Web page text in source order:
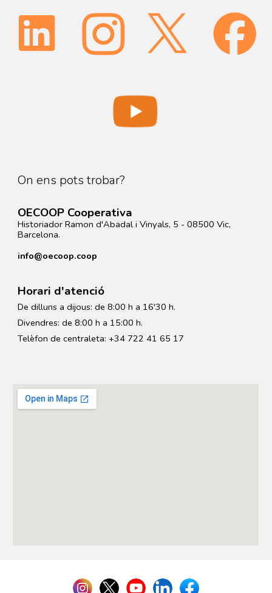
On ens pots trobar?
OECOOP Cooperativa
Historiador Ramon d'Abadal i Vinyals, 5 - 08500 Vic,
Barcelona.
info@oecoop.coop
Horari d'atenció
De dilluns a dijous: de 8:00 h a 16'30 h.
Divendres: de 8:00 h a 15:00 h.
Telèfon de centraleta: +34 722 41 65 17